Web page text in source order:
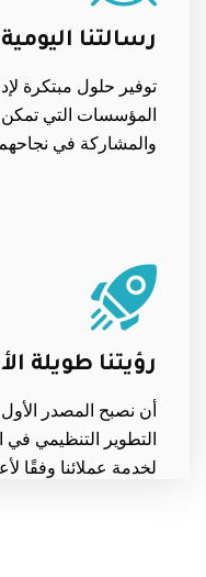
رسالتنا اليومية
توفير حلول مبتكرة
المؤسسات التي تمكن
والمشاركة في
رؤيتنا طويلة
أن نصبح المصدر
التطوير التنظيمي في
لخدمة عملائنا وفقًا